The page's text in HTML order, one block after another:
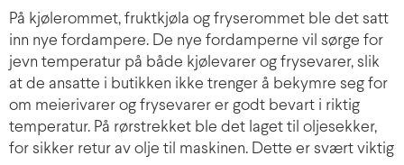
På kjølerommet, fruktkjøla og fryserommet ble det satt
inn nye fordampere. De nye fordamperne vil sørge for
jevn temperatur på både kjølevarer og frysevarer, slik
at de ansatte i butikken ikke trenger å bekymre seg for
om meierivarer og frysevarer er godt bevart i riktig
temperatur. På rørstrekket ble det laget til oljesekker,
for sikker retur av olje til maskinen. Dette er svært viktig